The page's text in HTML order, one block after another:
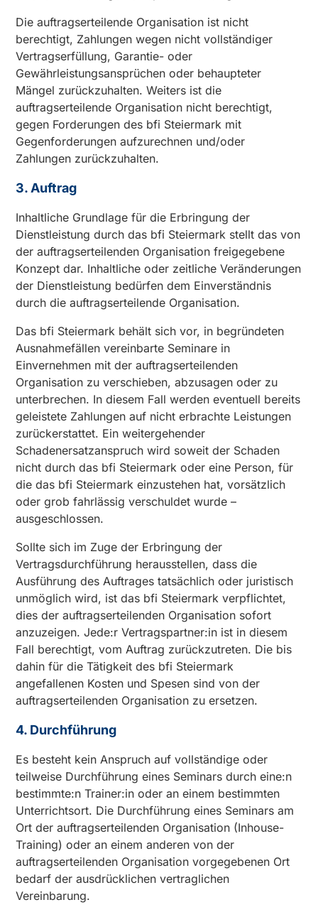
Die auftragserteilende Organisation ist nicht
berechtigt, Zahlungen wegen nicht vollständiger
Vertragserfüllung, Garantie- oder
Gewährleistungsansprüchen oder behaupteter
Mängel zurückzuhalten. Weiters ist die
auftragserteilende Organisation nicht berechtigt,
gegen Forderungen des bfi Steiermark mit
Gegenforderungen aufzurechnen und/oder
Zahlungen zurückzuhalten.
3. Auftrag
Inhaltliche Grundlage für die Erbringung der
Dienstleistung durch das bfi Steiermark stellt das von
der auftragserteilenden Organisation freigegebene
Konzept dar. Inhaltliche oder zeitliche Veränderungen
der Dienstleistung bedürfen dem Einverständnis
durch die auftragserteilende Organisation.
Das bfi Steiermark behält sich vor, in begründeten
Ausnahmefällen vereinbarte Seminare in
Einvernehmen mit der auftragserteilenden
Organisation zu verschieben, abzusagen oder zu
unterbrechen. In diesem Fall werden eventuell bereits
geleistete Zahlungen auf nicht erbrachte Leistungen
zurückerstattet. Ein weitergehender
Schadenersatzanspruch wird soweit der Schaden
nicht durch das bfi Steiermark oder eine Person, für
die das bfi Steiermark einzustehen hat, vorsätzlich
oder grob fahrlässig verschuldet wurde –
ausgeschlossen.
Sollte sich im Zuge der Erbringung der
Vertragsdurchführung herausstellen, dass die
Ausführung des Auftrages tatsächlich oder juristisch
unmöglich wird, ist das bfi Steiermark verpflichtet,
dies der auftragserteilenden Organisation sofort
anzuzeigen. Jede:r Vertragspartner:in ist in diesem
Fall berechtigt, vom Auftrag zurückzutreten. Die bis
dahin für die Tätigkeit des bfi Steiermark
angefallenen Kosten und Spesen sind von der
auftragserteilenden Organisation zu ersetzen.
4. Durchführung
Es besteht kein Anspruch auf vollständige oder
teilweise Durchführung eines Seminars durch eine:n
bestimmte:n Trainer:in oder an einem bestimmten
Unterrichtsort. Die Durchführung eines Seminars am
Ort der auftragserteilenden Organisation (Inhouse-
Training) oder an einem anderen von der
auftragserteilenden Organisation vorgegebenen Ort
bedarf der ausdrücklichen vertraglichen
Vereinbarung.